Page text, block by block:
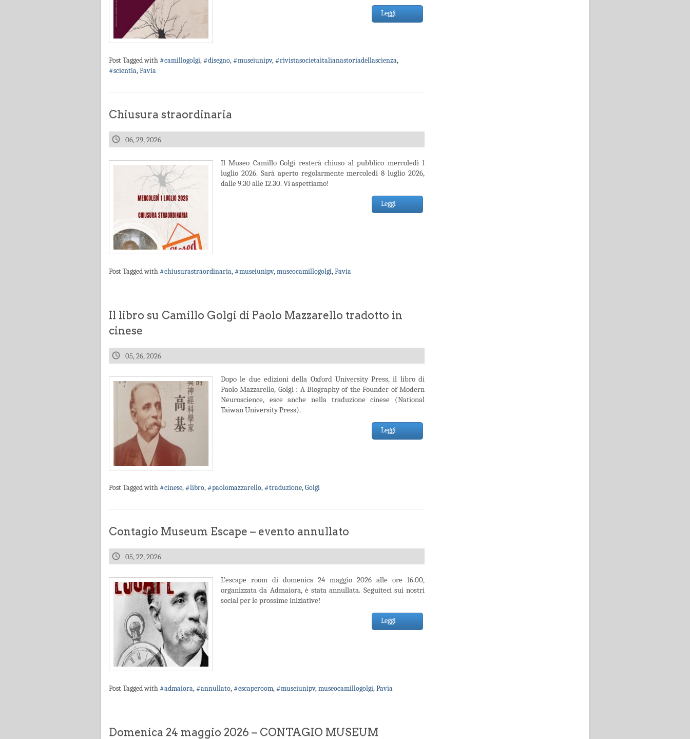
Leggi
Post Tagged with#camillogolgi,#disegno,#museiunipv,#rivistasocietaitalianastoriadellascienza,
#scientia,Pavia
Chiusura straordinaria
06, 29, 2026
Il Museo Camillo Golgi resterà chiuso al pubblico mercoledì 1
luglio 2026. Sarà aperto regolarmente mercoledì 8 luglio 2026,
dalle 9.30 alle 12.30. Vi aspettiamo!
Leggi
Post Tagged with#chiusurastraordinaria,#museiunipv,museocamillogolgi,Pavia
Il libro su Camillo Golgi di Paolo Mazzarello tradotto in
cinese
05, 26, 2026
Dopo le due edizioni della Oxford University Press, il libro di
Paolo Mazzarello, Golgi : A Biography of the Founder of Modern
Neuroscience, esce anche nella traduzione cinese (National
Taiwan University Press).
Leggi
Post Tagged with#cinese,#libro,#paolomazzarello,#traduzione,Golgi
Contagio Museum Escape – evento annullato
05, 22, 2026
L’escape room di domenica 24 maggio 2026 alle ore 16.00,
organizzata da Admaiora, è stata annullata. Seguiteci sui nostri
social per le prossime iniziative!
Leggi
Post Tagged with#admaiora,#annullato,#escaperoom,#museiunipv,museocamillogolgi,Pavia
Domenica 24 maggio 2026 – CONTAGIO MUSEUM